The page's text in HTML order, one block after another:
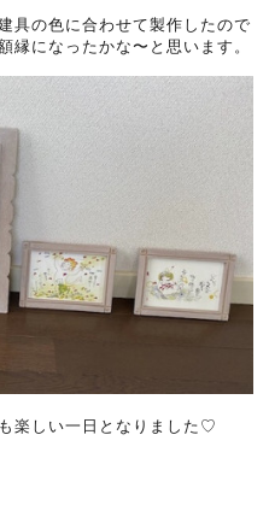
具の色に合わせて製作したので
縁になったかな〜と思います。
楽しい一日となりました♡